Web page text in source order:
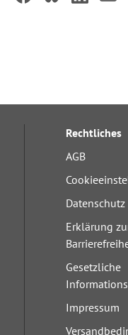
Rechtliches
AGB
Datenschutz
Erklärung
Gesetzliche
Impressum